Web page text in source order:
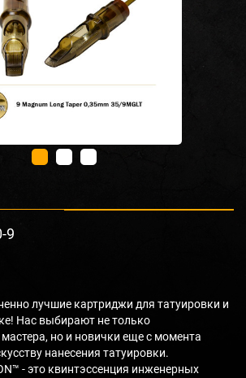
9
лучшие картриджи для татуировки и
Нас выбирают не только
но и новички еще с момента
нанесения татуировки.
- это квинтэссенция инженерных